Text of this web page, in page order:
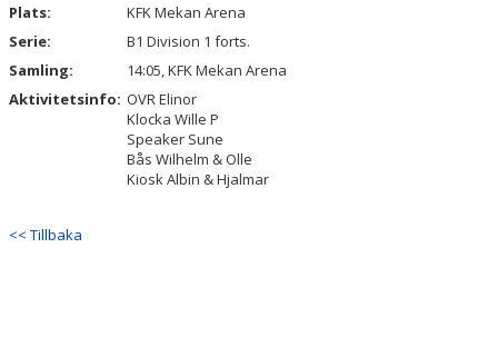
Plats:
KFK Mekan Arena
Serie:
B1 Division 1 forts.
Samling:
14:05, KFK Mekan Arena
Aktivitetsinfo: OVR Elinor
Klocka Wille P
Speaker Sune
Bås Wilhelm & Olle
Kiosk Albin & Hjalmar
<< Tillbaka